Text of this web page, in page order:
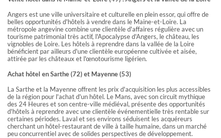
Angers est une ville universitaire et culturelle en plein essor, qui offre de
belles opportunités d'hôtels à vendre dans le Maine-et-Loire. La
métropole angevine combine une clientèle d'affaires régulière avec un
tourisme patrimonial très actif, l'Apocalypse d'Angers, le château, les
vignobles de Loire. Les hôtels à reprendre dans la vallée de la Loire
bénéficient par ailleurs d'une clientèle européenne cultivée et aisée,
attirée par les châteaux et l'œnotourisme ligérien.
Achat hôtel en Sarthe (72) et Mayenne (53)
La Sarthe et la Mayenne offrent les prix d'acquisition les plus accessibles
de la région pour l'achat d'un hôtel. Le Mans, avec son circuit mythique
des 24 Heures et son centre-ville médiéval, présente des opportunités
d'hôtels à reprendre avec une clientèle événementielle très rentable sur
certaines périodes. Laval et ses environs séduisent les acquéreurs
cherchant un hôtel-restaurant de ville à taille humaine, dans un marché
peu concurrentiel avec de solides perspectives de développement.